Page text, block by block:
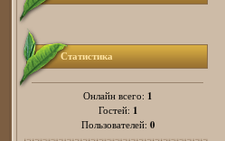
Статистика
Онлайн всего: 1
Гостей: 1
Пользователей: 0